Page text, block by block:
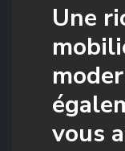
Une
vous